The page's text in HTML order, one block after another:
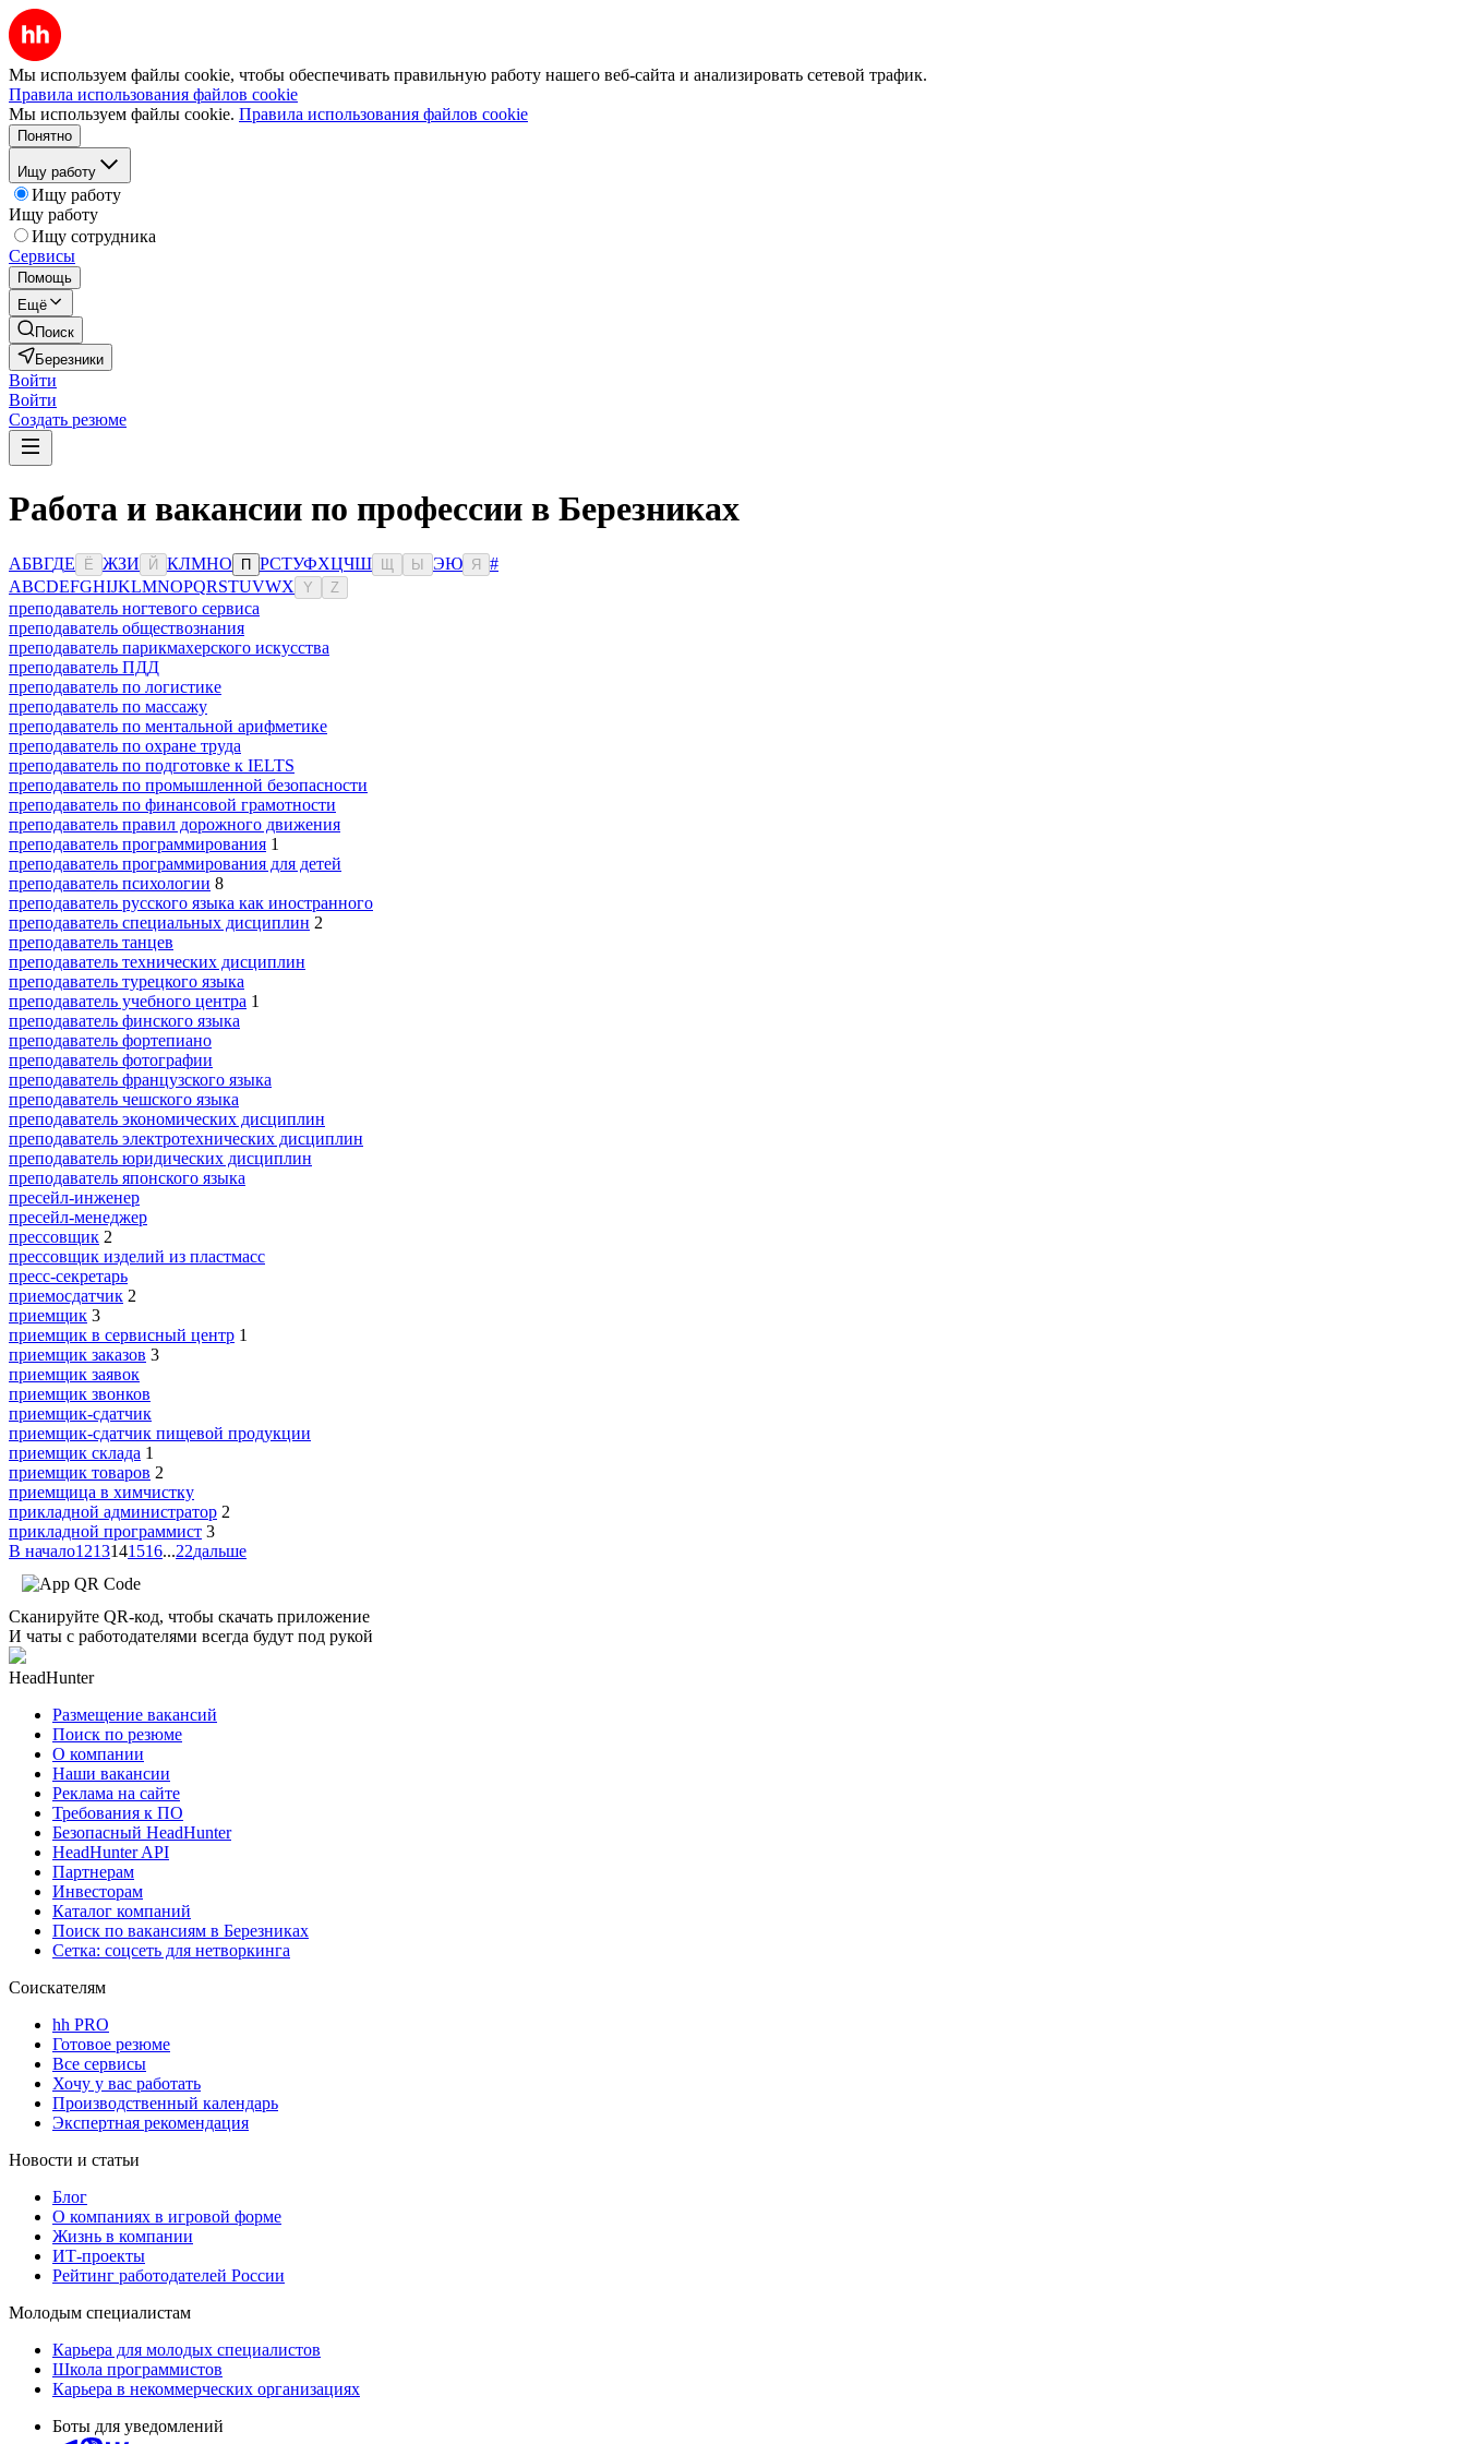
Мы используем файлы cookie, чтобы обеспечивать правильную работу нашего веб-сайта и анализировать сетевой трафик.
Правила использования файлов cookie
Мы используем файлы cookie. Правила использования файлов cookie
Понятно
Ищу работу
Ищу работу
Ищу работу
Ищу сотрудника
Сервисы
Помощь
Ещё
Поиск
Березники
Войти
Войти
Создать резюме
Работа и вакансии по профессии в Березниках
АБВГДЕ Ё ЖЗИ Й КЛМНО П РСТУФХЦЧШ Ы ЭЮ Я
#
ABCDEFGHIJKLMNOPQRSTUVWX Y Z
преподаватель ногтевого сервиса
преподаватель обществознания
преподаватель парикмахерского искусства
преподаватель ПДД
преподаватель по логистике
преподаватель по массажу
преподаватель по ментальной арифметике
преподаватель по охране труда
преподаватель по подготовке к IELTS
преподаватель по промышленной безопасности
преподаватель по финансовой грамотности
преподаватель правил дорожного движения
преподаватель программирования 1
преподаватель программирования для детей
преподаватель психологии 8
преподаватель русского языка как иностранного
преподаватель специальных дисциплин 2
преподаватель танцев
преподаватель технических дисциплин
преподаватель турецкого языка
преподаватель учебного центра 1
преподаватель финского языка
преподаватель фортепиано
преподаватель фотографии
преподаватель французского языка
преподаватель чешского языка
преподаватель экономических дисциплин
преподаватель электротехнических дисциплин
преподаватель юридических дисциплин
преподаватель японского языка
пресейл-инженер
пресейл-менеджер
прессовщик 2
прессовщик изделий из пластмасс
пресс-секретарь
приемосдатчик 2
приемщик 3
приемщик в сервисный центр 1
приемщик заказов 3
приемщик заявок
приемщик звонков
приемщик-сдатчик
приемщик-сдатчик пищевой продукции
приемщик склада 1
приемщик товаров 2
приемщица в химчистку
прикладной администратор 2
прикладной программист 3
В начало1213141516...22дальше
Сканируйте QR-код, чтобы скачать приложение
И чаты с работодателями всегда будут под рукой
HeadHunter
Размещение вакансий
Поиск по резюме
О компании
Наши вакансии
Реклама на сайте
Требования к ПО
Безопасный HeadHunter
HeadHunter API
Партнерам
Инвесторам
Каталог компаний
Поиск по вакансиям в Березниках
Сетка: соцсеть для нетворкинга
Соискателям
hh PRO
Готовое резюме
Все сервисы
Хочу у вас работать
Производственный календарь
Экспертная рекомендация
Новости и статьи
Блог
О компаниях в игровой форме
Жизнь в компании
ИТ-проекты
Рейтинг работодателей России
Молодым специалистам
Карьера для молодых специалистов
Школа программистов
Карьера в некоммерческих организациях
Боты для уведомлений